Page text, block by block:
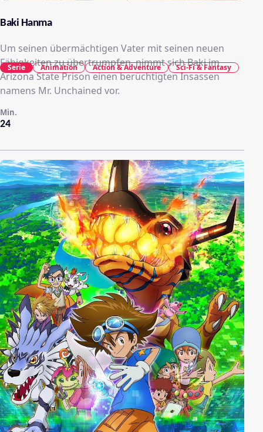
Baki Hanma
Um seinen übermächtigen Vater mit seinen neuen
Fähigkeiten zu übertrumpfen, nimmt sich Baki im
Arizona State Prison einen berüchtigten Insassen
namens Mr. Unchained vor.
24
Min.
Serie Animation Action & Adventure Sci-Fi & Fantasy